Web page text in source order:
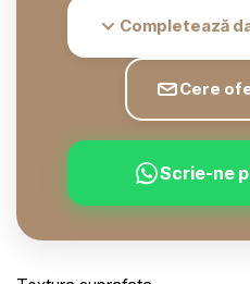
Completează
Cere
Scrie-ne